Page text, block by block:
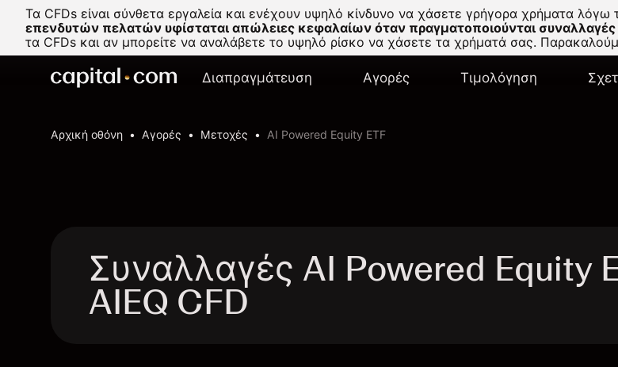
Τα CFDs είναι σύνθετα εργαλεία και ενέχουν υψηλό κίνδυνο να χάσετε γρήγορα χρήματα λόγω
επενδυτών πελατών υφίσταται απώλειες κεφαλαίων όταν πραγματοποιούνται συναλλαγές
τα CFDs και αν μπορείτε να αναλάβετε το υψηλό ρίσκο να χάσετε τα χρήματά σας.
Διαπραγμάτευση Αγορές Τιμολόγηση
Αρχική οθόνη Αγορές Μετοχές AI Powered Equity ETF
Συναλλαγές AI Powered Equity
AIEQ CFD